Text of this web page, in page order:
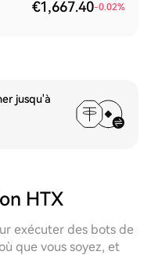
€1,667.40-0.02%
jusqu'à
HTX
exécuter des bots de
que vous soyez, et